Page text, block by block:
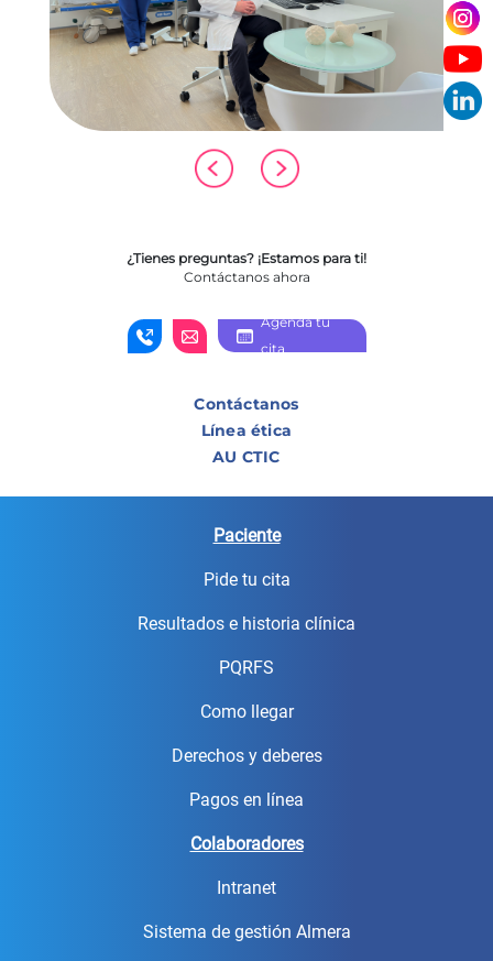
¿Tienes preguntas? ¡Estamos para ti!
Contáctanos ahora
Agenda tu
cita
Contáctanos
Línea ética
AU CTIC
Paciente
Pide tu cita
Resultados e historia clínica
PQRFS
Como llegar
Derechos y deberes
Pagos en línea
Colaboradores
Intranet
Sistema de gestión Almera